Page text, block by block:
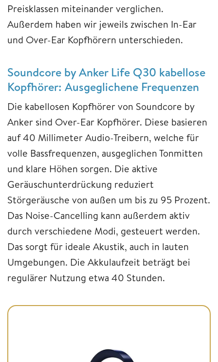
Preisklassen miteinander verglichen.
Außerdem haben wir jeweils zwischen In-Ear
und Over-Ear Kopfhörern unterschieden.
Soundcore by Anker Life Q30 kabellose
Kopfhörer: Ausgeglichene Frequenzen
Die kabellosen Kopfhörer von Soundcore by
Anker sind Over-Ear Kopfhörer. Diese basieren
auf 40 Millimeter Audio-Treibern, welche für
volle Bassfrequenzen, ausgeglichen Tonmitten
und klare Höhen sorgen. Die aktive
Geräuschunterdrückung reduziert
Störgeräusche von außen um bis zu 95 Prozent.
Das Noise-Cancelling kann außerdem aktiv
durch verschiedene Modi, gesteuert werden.
Das sorgt für ideale Akustik, auch in lauten
Umgebungen. Die Akkulaufzeit beträgt bei
regulärer Nutzung etwa 40 Stunden.